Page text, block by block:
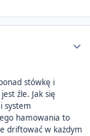
stówkę i
źle. Jak się
system
hamowania to
driftować w każdym